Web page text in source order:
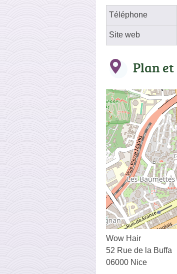
Téléphone
Site web
Plan et
Wow Hair
52 Rue de la Buffa
06000 Nice